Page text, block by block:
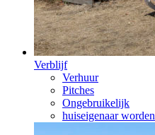
Verblijf
Verhuur
Pitches
Ongebruikelijk
huiseigenaar worden